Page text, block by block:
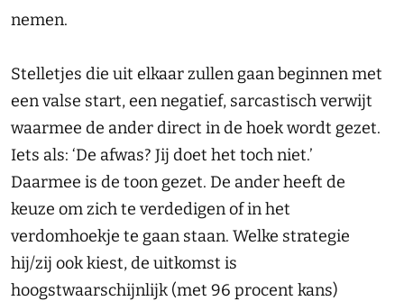
nemen.
Stelletjes die uit elkaar zullen gaan beginnen met
een valse start, een negatief, sarcastisch verwijt
waarmee de ander direct in de hoek wordt gezet.
Iets als: ‘De afwas? Jij doet het toch niet.’
Daarmee is de toon gezet. De ander heeft de
keuze om zich te verdedigen of in het
verdomhoekje te gaan staan. Welke strategie
hij/zij ook kiest, de uitkomst is
hoogstwaarschijnlijk (met 96 procent kans)